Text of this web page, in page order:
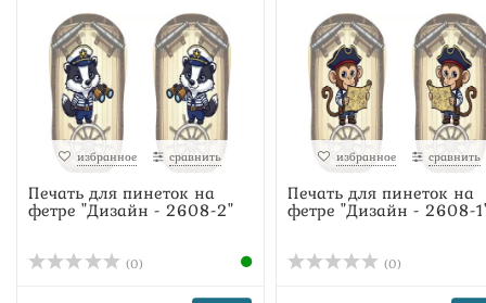
избранное сравнить
Печать для пинеток на
фетре "Дизайн - 2608-2"
(0)
избранное сравнить
Печать для пинеток на
фетре "Дизайн - 2608-
(0)